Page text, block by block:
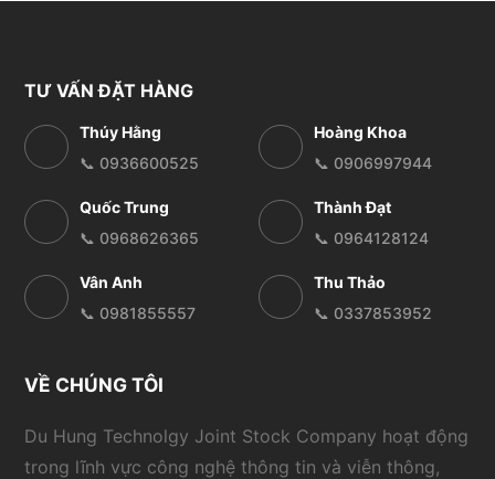
TƯ VẤN ĐẶT HÀNG
Thúy Hằng
📞 0936600525
Hoàng Khoa
📞 0906997944
Quốc Trung
📞 0968626365
Thành Đạt
📞 0964128124
Vân Anh
📞 0981855557
Thu Thảo
📞 0337853952
VỀ CHÚNG TÔI
Du Hung Technolgy Joint Stock Company hoạt động
trong lĩnh vực công nghệ thông tin và viễn thông,